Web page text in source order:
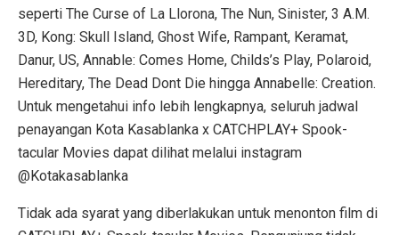
seperti The Curse of La Llorona, The Nun, Sinister, 3 A.M.
3D, Kong: Skull Island, Ghost Wife, Rampant, Keramat,
Danur, US, Annable: Comes Home, Childs’s Play, Polaroid,
Hereditary, The Dead Dont Die hingga Annabelle: Creation.
Untuk mengetahui info lebih lengkapnya, seluruh jadwal
penayangan Kota Kasablanka x CATCHPLAY+ Spook-
tacular Movies dapat dilihat melalui instagram
@Kotakasablanka
Tidak ada syarat yang diberlakukan untuk menonton film di